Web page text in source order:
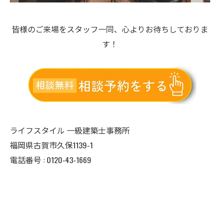
皆様のご来場をスタッフ一同、心よりお待ちしておりま
す！
ライフスタイル 一級建築士事務所
福岡県古賀市久保1139-1
電話番号 : 0120-43-1669